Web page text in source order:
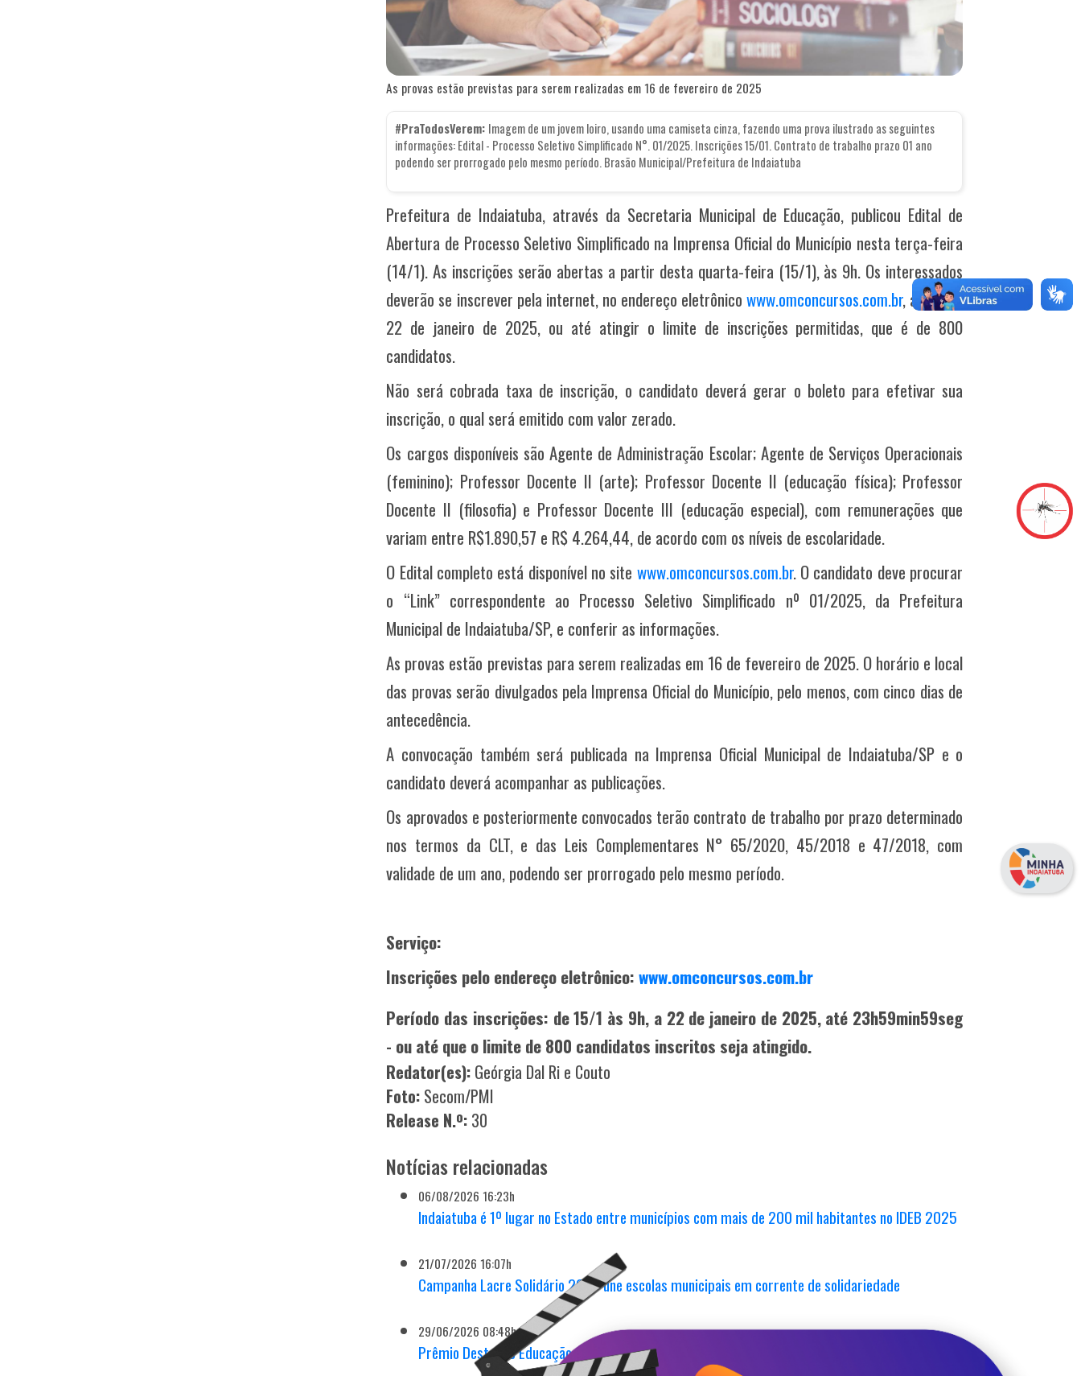
As provas estão previstas para serem realizadas em 16 de fevereiro de 2025
#PraTodosVerem: Imagem de um jovem loiro, usando uma camiseta cinza, fazendo uma prova ilustrado as seguintes
informações: Edital - Processo Seletivo Simplificado N°. 01/2025. Inscrições 15/01. Contrato de trabalho prazo 01 ano
podendo ser prorrogado pelo mesmo período. Brasão Municipal/Prefeitura de Indaiatuba
Prefeitura de Indaiatuba, através da Secretaria Municipal de Educação, publicou Edital de
Abertura de Processo Seletivo Simplificado na Imprensa Oficial do Município nesta terça-feira
(14/1). As inscrições serão abertas a partir desta quarta-feira (15/1), às 9h. Os interessados
deverão se inscrever pela internet, no endereço eletrônicowww.omconcursos.com.br, até o dia
22 de janeiro de 2025, ou até atingir o limite de inscrições permitidas, que é de 800
candidatos.
Não será cobrada taxa de inscrição, o candidato deverá gerar o boleto para efetivar sua
inscrição, o qual será emitido com valor zerado.
Os cargos disponíveis são Agente de Administração Escolar; Agente de Serviços Operacionais
(feminino); Professor Docente II (arte); Professor Docente II (educação física); Professor
Docente II (filosofia) e Professor Docente III (educação especial), com remunerações que
variam entre R$1.890,57 e R$ 4.264,44, de acordo com os níveis de escolaridade.
O Edital completo está disponível no site www.omconcursos.com.br. O candidato deve procurar
o “Link” correspondente ao Processo Seletivo Simplificado nº 01/2025, da Prefeitura
Municipal de Indaiatuba/SP, e conferir as informações.
As provas estão previstas para serem realizadas em 16 de fevereiro de 2025. O horário e local
das provas serão divulgados pela Imprensa Oficial do Município, pelo menos, com cinco dias de
antecedência.
A convocação também será publicada na Imprensa Oficial Municipal de Indaiatuba/SP e o
candidato deverá acompanhar as publicações.
Os aprovados e posteriormente convocados terão contrato de trabalho por prazo determinado
nos termos da CLT, e das Leis Complementares N° 65/2020, 45/2018 e 47/2018, com
validade de um ano, podendo ser prorrogado pelo mesmo período.
Serviço:
Inscrições pelo endereço eletrônico:www.omconcursos.com.br
Período das inscrições: de 15/1 às 9h, a 22 de janeiro de 2025, até 23h59min59seg
- ou até que o limite de 800 candidatos inscritos seja atingido.
Redator(es): Geórgia Dal Ri e Couto
Foto: Secom/PMI
Release N.º: 30
Notícias relacionadas
06/08/2026 16:23h
Indaiatuba é 1º lugar no Estado entre municípios com mais de 200 mil habitantes no IDEB 2025
21/07/2026 16:07h
Campanha Lacre Solidário 2026 une escolas municipais em corrente de solidariedade
29/06/2026 08:48h
Prêmio Destaque Educação 2026 homenageia 231 estudantes da Rede Municipal